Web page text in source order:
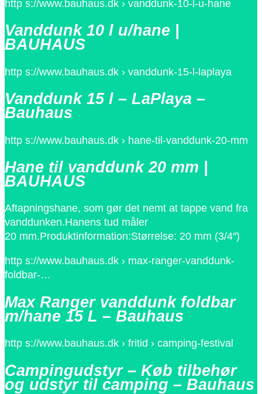
http s://www.bauhaus.dk › vanddunk-10-l-u-hane
Vanddunk 10 l u/hane |
BAUHAUS
http s://www.bauhaus.dk › vanddunk-15-l-laplaya
Vanddunk 15 l – LaPlaya –
Bauhaus
http s://www.bauhaus.dk › hane-til-vanddunk-20-mm
Hane til vanddunk 20 mm |
BAUHAUS
Aftapningshane, som gør det nemt at tappe vand fra
vanddunken.Hanens tud måler
20 mm.Produktinformation:Størrelse: 20 mm (3/4″)
http s://www.bauhaus.dk › max-ranger-vanddunk-
foldbar-…
Max Ranger vanddunk foldbar
m/hane 15 L – Bauhaus
http s://www.bauhaus.dk › fritid › camping-festival
Campingudstyr – Køb tilbehør
og udstyr til camping – Bauhaus